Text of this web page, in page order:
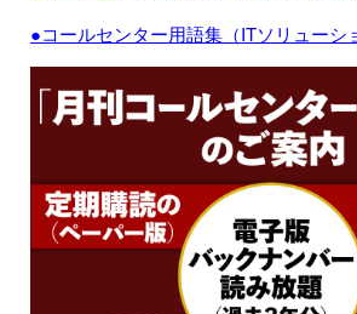
●コールセンター用語集（ITソリューシ